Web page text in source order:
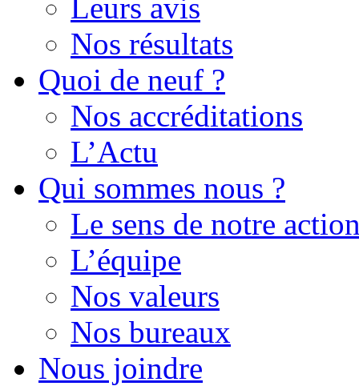
Leurs avis
Nos résultats
Quoi de neuf ?
Nos accréditations
L’Actu
Qui sommes nous ?
Le sens de notre
L’équipe
Nos valeurs
Nos bureaux
Nous joindre